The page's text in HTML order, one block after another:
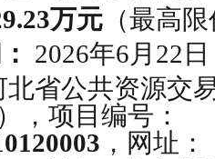
万元 （最高
2026年6月22
北省公共资源交
，项目编号：
，网址：